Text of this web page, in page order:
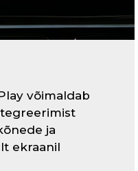
võimaldab
ja
ekraanil